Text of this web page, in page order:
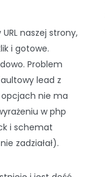
naszej strony,
i gotowe.
Problem
lead z
opcjach nie ma
w php
i schemat
zadziałał).